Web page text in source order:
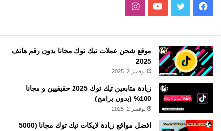
فيسبوك تويتر يوتيوبانستقرام
موقع شحن عملات تيك توك مجانا بدون رقم هاتف
2025
نوفمبر 2, 2025
زيادة متابعين تيك توك 2025 حقيقيين و مجانا
100% (بدون برامج)
نوفمبر 2, 2025
افضل مواقع زيادة لايكات تيك توك مجانا (5000